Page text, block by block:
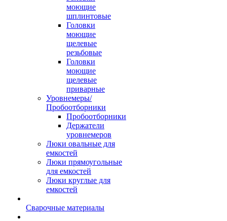
моющие
шплинтовые
Головки
моющие
щелевые
резьбовые
Головки
моющие
щелевые
приварные
Уровнемеры/
Пробоотборники
Пробоотборники
Держатели
уровнемеров
Люки овальные для
емкостей
Люки прямоугольные
для емкостей
Люки круглые для
емкостей
Сварочные материалы